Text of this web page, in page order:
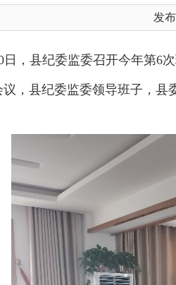
发
日，县纪委监委召开今年第6
议，县纪委监委领导班子，县